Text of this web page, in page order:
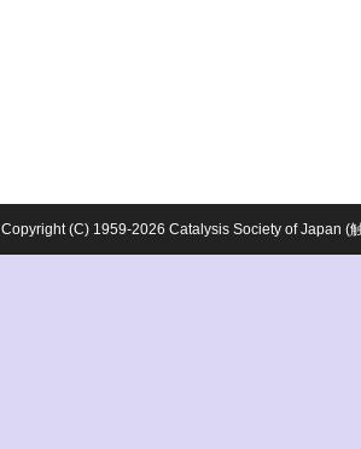
Copyright (C) 1959-2026 Catalysis Society of Japan (